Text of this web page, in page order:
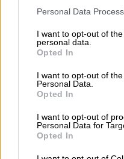
Personal Data
I want to opt-out of
personal data.
Opted In
I want to opt-out of
Personal Data.
Opted In
I want to opt-out of
Personal Data for
Opted In